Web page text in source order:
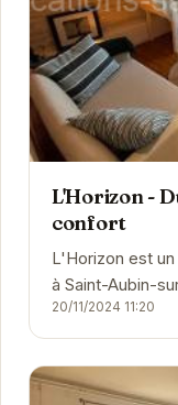
L'Horizon -
confort
L'Horizon est
à Saint-Aubin-
spacieux et
20/11/2024 11:20